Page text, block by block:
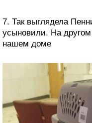
7. Так выглядела
усыновили. На
нашем доме